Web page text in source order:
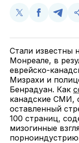
Поделиться
TwitterFacebook
Стали известны
Монреале, в
еврейско-
Мизрахи и
Бенрадуан. Как
канадские СМИ,
оставленный
100 страниц,
мизогинные